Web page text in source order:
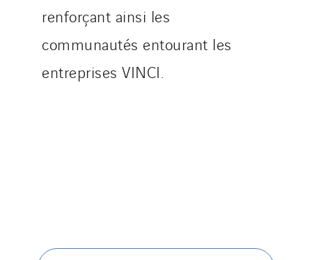
renforçant ainsi les
communautés entourant les
entreprises VINCI.